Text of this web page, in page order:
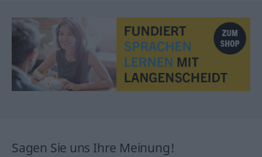
Sagen Sie uns Ihre Meinung!